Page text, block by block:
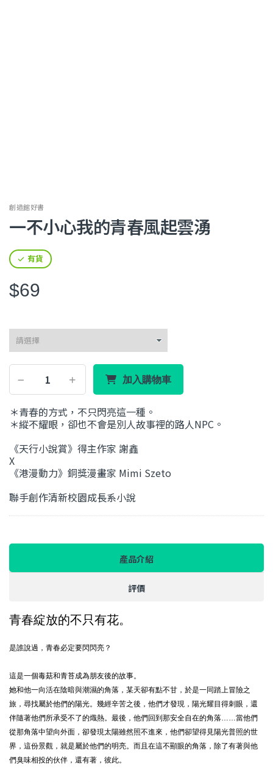
創造館好書
一不小心我的青春風起雲湧
有貨
$69
加入購物車
＊青春的方式，不只閃亮這一種。
＊縱不耀眼，卻也不會是別人故事裡的路人NPC。
《天行小說賞》得主作家 謝鑫
X
《港漫動力》銅獎漫畫家 Mimi Szeto
聯手創作清新校園成長系小說
產品介紹
評價
青春綻放的不只有花。
是誰說過，青春必定要閃閃亮？
這是一個毒菇和青苔成為朋友後的故事。
她和他一向活在陰暗與潮濕的角落，某天卻有點不甘，於是一同踏上冒險之
旅，尋找屬於他們的陽光。幾經辛苦之後，他們才發現，陽光耀目得刺眼，還
伴隨著他們所承受不了的熾熱。最後，他們回到那安全自在的角落……當他們
從那角落中望向外面，卻發現太陽雖然照不進來，他們卻望得見陽光普照的世
界，這份景觀，就是屬於他們的明亮。而且在這不顯眼的角落，除了有著與他
們臭味相投的伙伴，還有著，彼此。